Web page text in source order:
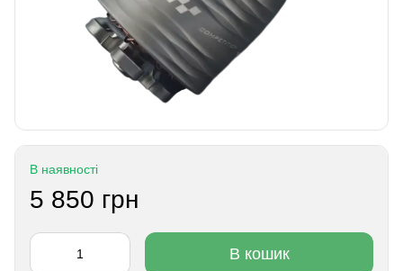
В наявності
5 850 грн
В кошик